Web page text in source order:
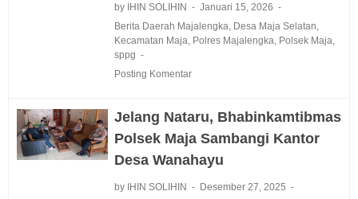
by IHIN SOLIHIN
Januari 15, 2026
Berita Daerah Majalengka Desa Maja Selatan
Kecamatan Maja Polres Majalengka Polsek Maja
sppg
Posting Komentar
Jelang Nataru, Bhabinkamtibmas
Polsek Maja Sambangi Kantor
Desa Wanahayu
by IHIN SOLIHIN
Desember 27, 2025